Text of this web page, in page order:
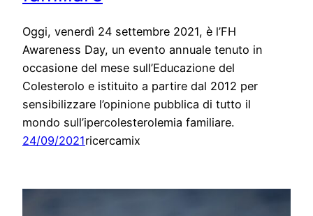
Oggi, venerdì 24 settembre 2021, è l’FH
Awareness Day, un evento annuale tenuto in
occasione del mese sull’Educazione del
Colesterolo e istituito a partire dal 2012 per
sensibilizzare l’opinione pubblica di tutto il
mondo sull’ipercolesterolemia familiare.
24/09/2021ricercamix